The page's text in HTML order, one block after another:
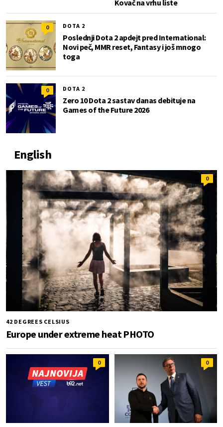
Kovač na vrhu liste
0 DOTA 2
Poslednji Dota 2 apdejt pred International:
Novi peč, MMR reset, Fantasy i još mnogo
toga
0 DOTA 2
Zero 10 Dota 2 sastav danas debituje na
Games of the Future 2026
English
0
42 DEGREES CELSIUS
Europe under extreme heat PHOTO
0 0